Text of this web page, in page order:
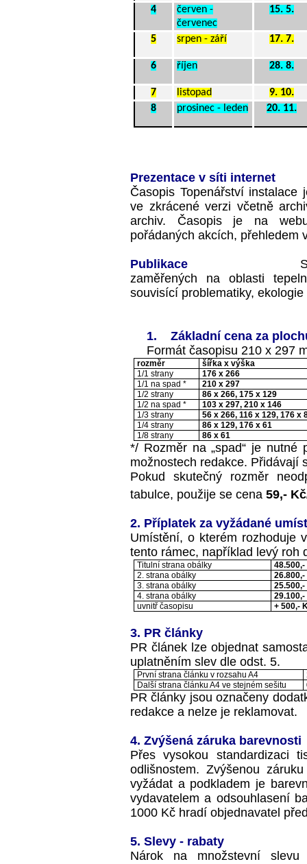
4
červen -
červenec
15. 5.
5 srpen - září 17. 7.
6 říjen 28. 8.
7 listopad
9. 10.
8
prosinec - leden 20. 11.
Prezentace v síti internet
Časopis Topenářství
ve zkrácené verzi včetně
archiv. Časopis je na
pořádaných akcích, přehledem
Publikace
zaměřených na oblasti
souvisící problematiky, ekologie
1.
Základní cena za
Formát časopisu 210 x 297
rozměr
šířka x výška
1/1 strany
176 x 266
1/1 na spad *
210 x 297
1/2 strany
86 x 266, 175 x 129
1/2 na spad *
103 x 297, 210 x 146
1/3 strany
56 x 266, 116 x 129, 176 x
1/4 strany
86 x 129, 176 x 61
1/8 strany
86 x 61
*/ Rozměr na „spad“ je nutné
možnostech redakce. Přidávají
Pokud skutečný rozměr
tabulce, použije se cena 59,-
2. Příplatek za vyžádané
Umístění, o kterém rozhoduje
tento rámec, například levý roh
Titulní strana obálky
2. strana obálky
3. strana obálky
4. strana obálky
uvnitř časopisu
+ 500,-
3. PR články
PR článek lze objednat
uplatněním slev dle odst. 5.
První strana článku v rozsahu A4
Další strana článku A4 ve stejném sešitu
PR články jsou označeny
redakce a nelze je reklamovat.
4. Zvýšená záruka barevnosti
Přes vysokou standardizaci
odlišnostem. Zvýšenou
vyžádat a podkladem je
vydavatelem a odsouhlasení
1000 Kč hradí objednavatel
5. Slevy - rabaty
Nárok na množstevní